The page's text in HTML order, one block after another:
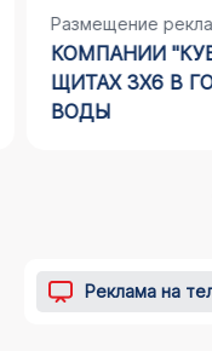
Размещение
КОМПАНИИ
ЩИТАХ 3Х6 В
ВОДЫ
Реклама на